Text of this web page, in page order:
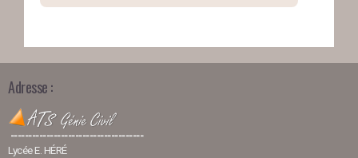
Adresse :
-------------------------------------
Lycée E. HÉRÉ